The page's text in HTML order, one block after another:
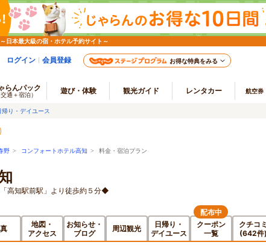
日本最大級の宿・ホテル予約サイト～
ログイン 会員登録 お得な特典をみる
らんパック
通＋宿泊） 遊び・体験 観光ガイド レンタカー 航空券
帰り・デイユース
野 > コンフォートホテル高知 > 料金・宿泊プラン
高知駅前駅」より徒歩約５分◆
地図・
アクセス
お知らせ・
ブログ
周辺観光
日帰り・
デイユース
クーポン
一覧
配布中
クチコミ
(642件)